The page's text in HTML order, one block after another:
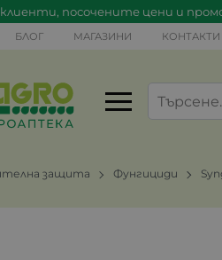
посочените цени и
БЛОГ МАГАЗИНИ КОНТАКТИ
защита Фунгициди